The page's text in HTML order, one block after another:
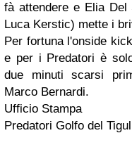
fà attendere e Elia Del
Luca Kerstic) mette i
Per fortuna l'onside
e per i Predatori è
due minuti scarsi
Marco Bernardi.
Ufficio Stampa
Predatori Golfo del